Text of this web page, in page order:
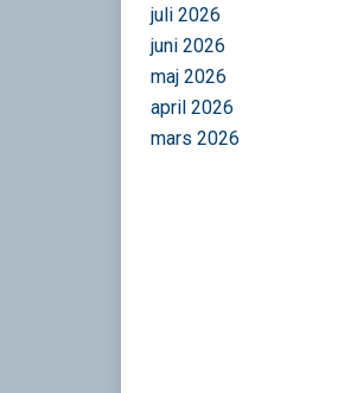
juli 2026
juni 2026
maj 2026
april 2026
mars 2026